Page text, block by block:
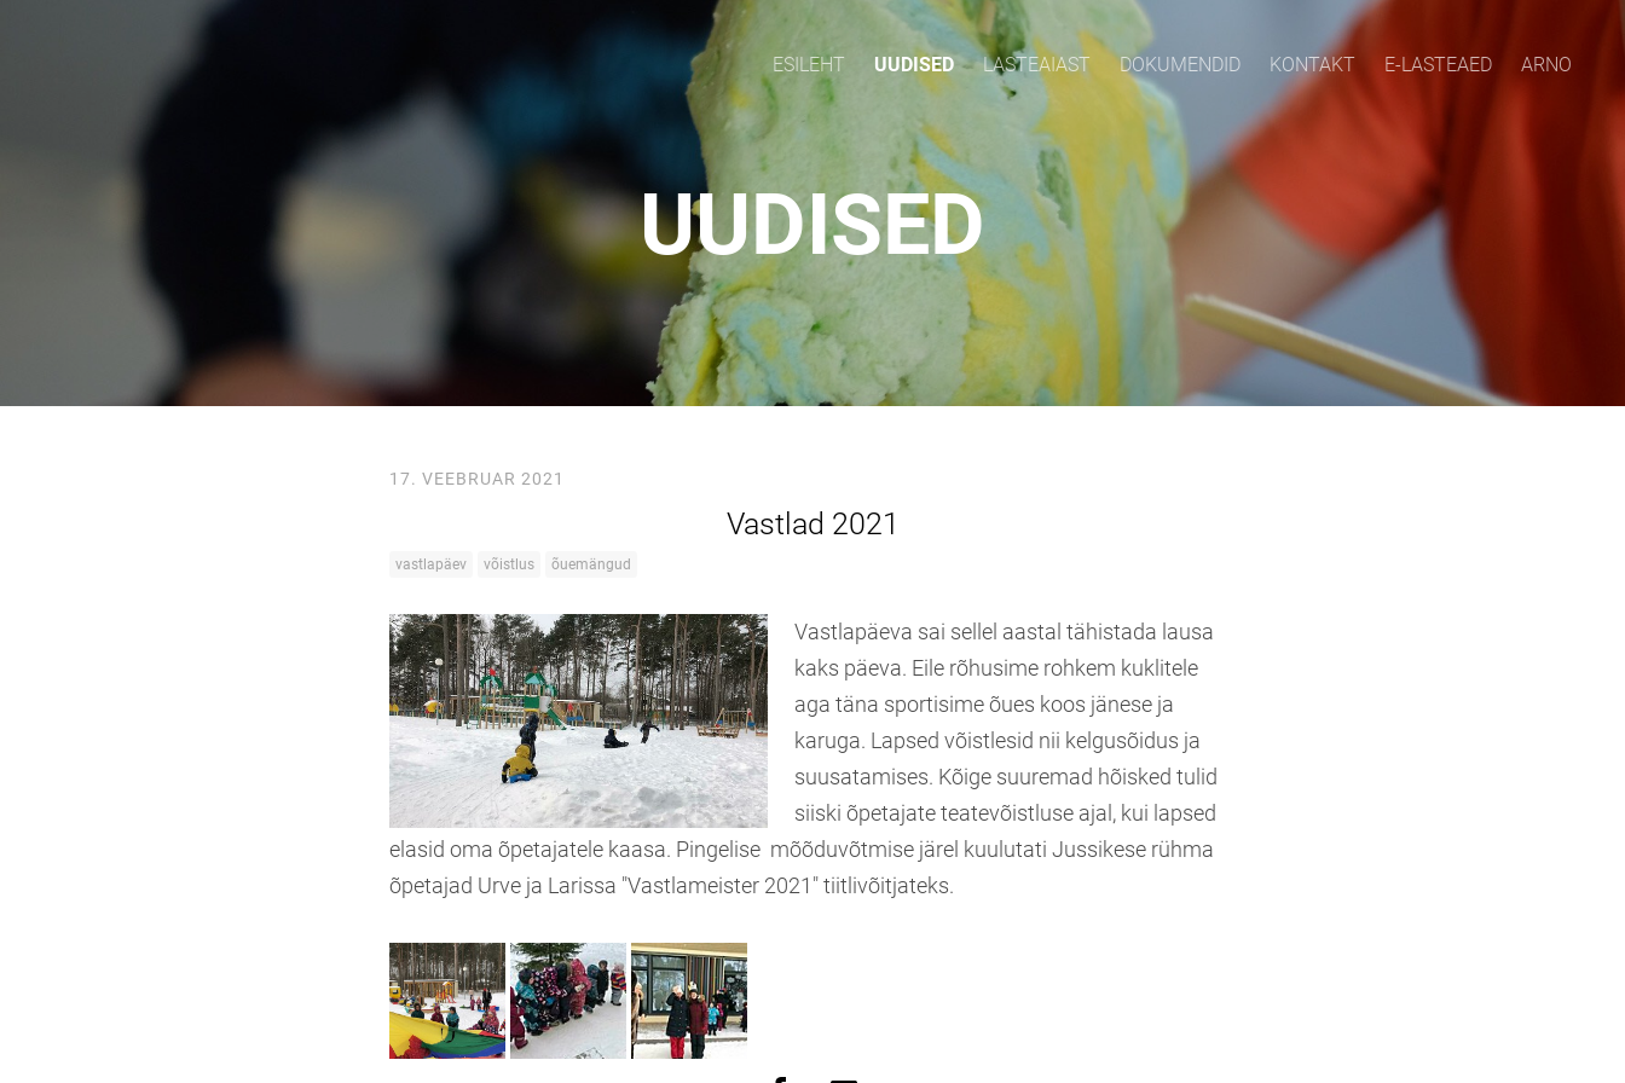
ESILEHT UUDISED LASTEAIAST DOKUMENDID KONTAKT E-LASTEAED ARNO
UUDISED
17. VEEBRUAR 2021
Vastlad 2021
vastlapäev võistlus õuemängud
Vastlapäeva sai sellel aastal tähistada lausa
kaks päeva. Eile rõhusime rohkem kuklitele
aga täna sportisime õues koos jänese ja
karuga. Lapsed võistlesid nii kelgusõidus ja
suusatamises. Kõige suuremad hõisked tulid
siiski õpetajate teatevõistluse ajal, kui lapsed
elasid oma õpetajatele kaasa. Pingelise mõõduvõtmise järel kuulutati Jussikese rühma
õpetajad Urve ja Larissa "Vastlameister 2021" tiitlivõitjateks.